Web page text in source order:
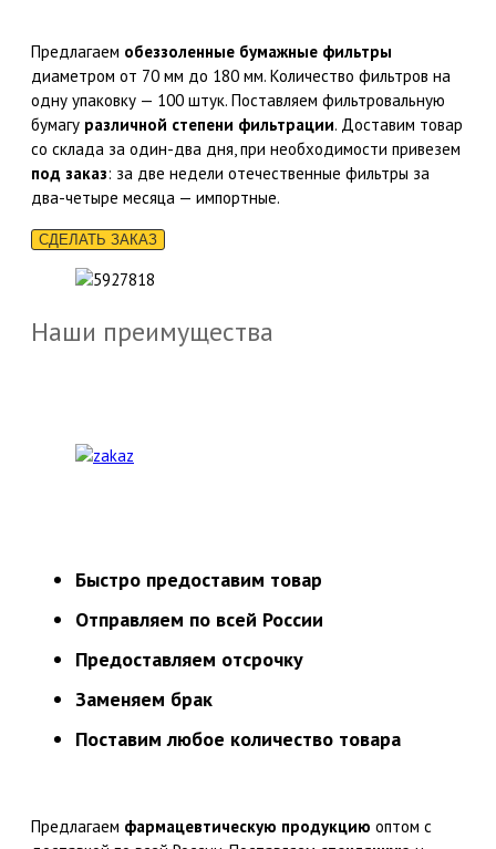
Предлагаем обеззоленные бумажные фильтры
диаметром от 70 мм до 180 мм. Количество фильтров на
одну упаковку — 100 штук. Поставляем фильтровальную
бумагу различной степени фильтрации. Доставим товар
со склада за один-два дня, при необходимости привезем
под заказ: за две недели отечественные фильтры за
два-четыре месяца — импортные.
СДЕЛАТЬ ЗАКАЗ
Наши преимущества
Быстро предоставим товар
Отправляем по всей России
Предоставляем отсрочку
Заменяем брак
Поставим любое количество товара
Предлагаем фармацевтическую продукцию оптом с